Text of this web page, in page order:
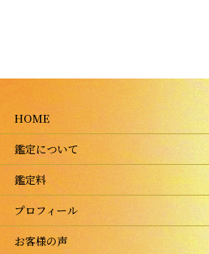
HOME
鑑定について
鑑定料
プロフィール
お客様の声